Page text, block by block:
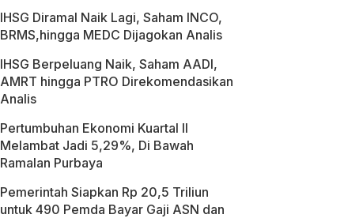
IHSG Diramal Naik Lagi, Saham INCO,
BRMS,hingga MEDC Dijagokan Analis
IHSG Berpeluang Naik, Saham AADI,
AMRT hingga PTRO Direkomendasikan
Analis
Pertumbuhan Ekonomi Kuartal II
Melambat Jadi 5,29%, Di Bawah
Ramalan Purbaya
Pemerintah Siapkan Rp 20,5 Triliun
untuk 490 Pemda Bayar Gaji ASN dan